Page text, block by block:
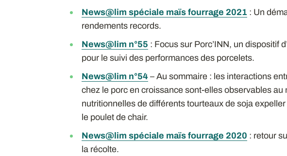
News@lim spéciale maïs fourrage 2021 : Un
rendements records.
News@lim n°55 : Focus sur Porc’INN, un dispositif
pour le suivi des performances des porcelets.
News@lim n°54– Au sommaire : les interactions
chez le porc en croissance sont-elles observables au
nutritionnelles de différents tourteaux de soja
le poulet de chair.
News@lim spéciale maïs fourrage 2020 : retour
la récolte.